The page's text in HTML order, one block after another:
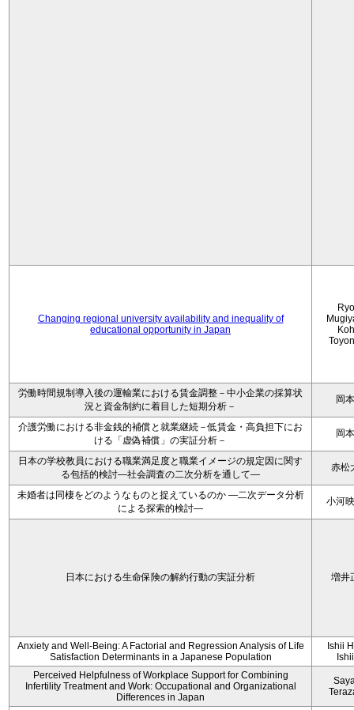
Changing regional university availability and inequality of
educational opportunity in Japan
労働時間規制導入後の運輸業における賃金調整－中小企業の採算状
況と資金制約に着目した短期分析－
岡
介護労働における非金銭的補償と就業継続－低賃金・高負担下にお
ける「虚偽補償」の実証分析－
岡
日本の学校教員における職業満足度と職業イメージの規定因に関す
る包括的検討―社会調査の二次分析を通して―
赤松
未婚者は同棲をどのようなものと捉えているのか —二次データ分析
による探索的検討—
小河
日本における生命保険の解約行動の実証分析 増井
Anxiety and Well-Being: A Factorial and Regression Analysis of Life
Satisfaction Determinants in a Japanese Population
Ishii
Perceived Helpfulness of Workplace Support for Combining
Infertility Treatment and Work: Occupational and Organizational
Differences in Japan